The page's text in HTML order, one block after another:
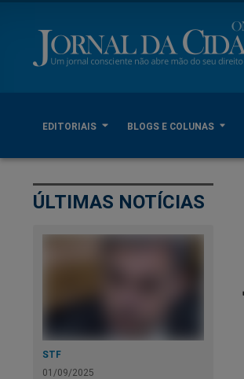
EDITORIAIS BLOGS E COLUNAS
ÚLTIMAS NOTÍCIAS
STF
01/09/2025